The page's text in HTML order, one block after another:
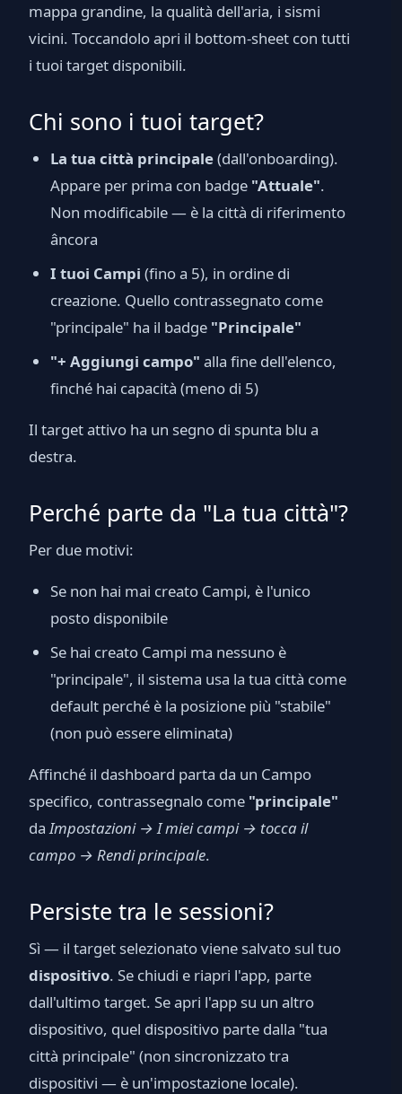
mappa grandine, la qualità dell'aria, i sismi
vicini. Toccandolo apri il bottom-sheet con tutti
i tuoi target disponibili.
Chi sono i tuoi target?
La tua città principale(dall'onboarding).
Appare per prima con badge "Attuale".
Non modificabile — è la città di riferimento
âncora
I tuoi Campi (fino a 5), in ordine di
creazione. Quello contrassegnato come
"principale" ha il badge "Principale"
"+ Aggiungi campo" alla fine dell'elenco,
finché hai capacità (meno di 5)
Il target attivo ha un segno di spunta blu a
destra.
Perché parte da "La tua città"?
Per due motivi:
Se non hai mai creato Campi, è l'unico
posto disponibile
Se hai creato Campi ma nessuno è
"principale", il sistema usa la tua città come
default perché è la posizione più "stabile"
(non può essere eliminata)
Affinché il dashboard parta da un Campo
specifico, contrassegnalo come "principale"
daImpostazioni → I miei campi → tocca il
campo → Rendi principale.
Persiste tra le sessioni?
Sì — il target selezionato viene salvato sul tuo
dispositivo. Se chiudi e riapri l'app, parte
dall'ultimo target. Se apri l'app su un altro
dispositivo, quel dispositivo parte dalla "tua
città principale" (non sincronizzato tra
dispositivi — è un'impostazione locale).